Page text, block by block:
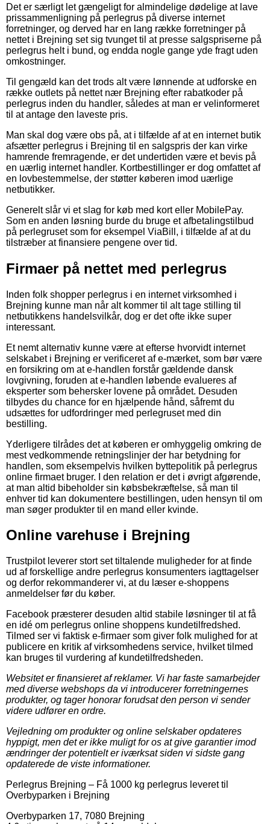
Det er særligt let gængeligt for almindelige dødelige at lave
prissammenligning på perlegrus på diverse internet
forretninger, og derved har en lang række forretninger på
nettet i Brejning set sig tvunget til at presse salgspriserne på
perlegrus helt i bund, og endda nogle gange yde fragt uden
omkostninger.
Til gengæld kan det trods alt være lønnende at udforske en
række outlets på nettet nær Brejning efter rabatkoder på
perlegrus inden du handler, således at man er velinformeret
til at antage den laveste pris.
Man skal dog være obs på, at i tilfælde af at en internet butik
afsætter perlegrus i Brejning til en salgspris der kan virke
hamrende fremragende, er det undertiden være et bevis på
en uærlig internet handler. Kortbestillinger er dog omfattet af
en lovbestemmelse, der støtter køberen imod uærlige
netbutikker.
Generelt slår vi et slag for køb med kort eller MobilePay.
Som en anden løsning burde du bruge et afbetalingstilbud
på perlegruset som for eksempel ViaBill, i tilfælde af at du
tilstræber at finansiere pengene over tid.
Firmaer på nettet med perlegrus
Inden folk shopper perlegrus i en internet virksomhed i
Brejning kunne man når alt kommer til alt tage stilling til
netbutikkens handelsvilkår, dog er det ofte ikke super
interessant.
Et nemt alternativ kunne være at efterse hvorvidt internet
selskabet i Brejning er verificeret af e-mærket, som bør være
en forsikring om at e-handlen forstår gældende dansk
lovgivning, foruden at e-handlen løbende evalueres af
eksperter som behersker lovene på området. Desuden
tilbydes du chance for en hjælpende hånd, såfremt du
udsættes for udfordringer med perlegruset med din
bestilling.
Yderligere tilrådes det at køberen er omhyggelig omkring de
mest vedkommende retningslinjer der har betydning for
handlen, som eksempelvis hvilken byttepolitik på perlegrus
online firmaet bruger. I den relation er det i øvrigt afgørende,
at man altid bibeholder sin købsbekræftelse, så man til
enhver tid kan dokumentere bestillingen, uden hensyn til om
man søger produkter til en mand eller kvinde.
Online varehuse i Brejning
Trustpilot leverer stort set tiltalende muligheder for at finde
ud af forskellige andre perlegrus konsumenters iagttagelser
og derfor rekommanderer vi, at du læser e-shoppens
anmeldelser før du køber.
Facebook præsterer desuden altid stabile løsninger til at få
en idé om perlegrus online shoppens kundetilfredshed.
Tilmed ser vi faktisk e-firmaer som giver folk mulighed for at
publicere en kritik af virksomhedens service, hvilket tilmed
kan bruges til vurdering af kundetilfredsheden.
Websitet er finansieret af reklamer. Vi har faste samarbejder
med diverse webshops da vi introducerer forretningernes
produkter, og tager honorar forudsat den person vi sender
videre udfører en ordre.
Vejledning om produkter og online selskaber opdateres
hyppigt, men det er ikke muligt for os at give garantier imod
ændringer der potentielt er iværksat siden vi sidste gang
opdaterede de viste informationer.
Perlegrus Brejning – Få 1000 kg perlegrus leveret til
Overbyparken i Brejning
Overbyparken 17, 7080 Brejning